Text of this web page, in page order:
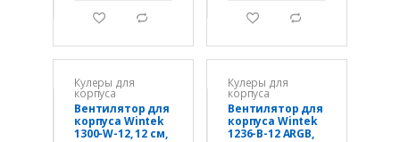
g d g d
Кулеры для
корпуса
Вентилятор для
корпуса Wintek
1300-W-12, 12 см,
Кулеры для
корпуса
Вентилятор для
корпуса Wintek
1236-B-12 ARGB,